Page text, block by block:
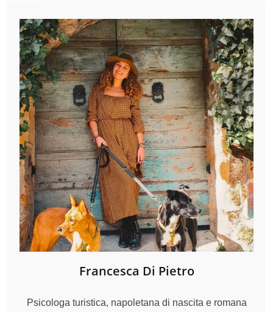
Francesca Di Pietro
Psicologa turistica, napoletana di nascita e romana